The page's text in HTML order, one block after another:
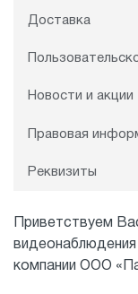
Доставка
Новости и акции
Правовая
Реквизиты
Приветствуем
компании ООО